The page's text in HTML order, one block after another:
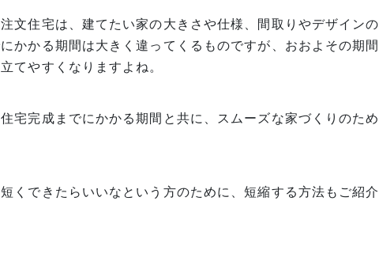
文住宅は、建てたい家の大きさや仕様、間取りやデザインの
かかる期間は大きく違ってくるものですが、おおよその期間
てやすくなりますよね。
宅完成までにかかる期間と共に、スムーズな家づくりのため
くできたらいいなという方のために、短縮する方法もご紹介